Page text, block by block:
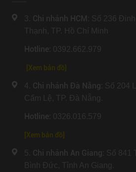
3. Chi nhánh HCM : Số 236 Đinh
Thạnh, TP. Hồ Chí Minh
Hotline: 0392.662.979
[Xem bản đồ]
4. Chi nhánh Đà Nẵng: Số 204
Cẩm Lệ, TP. Đà Nẵng.
Hotline: 0326.016.579
Xem bản đồ
5. Chi nhánh An Giang: Số 841
Bình Đức, Tỉnh An Giang.